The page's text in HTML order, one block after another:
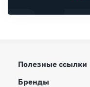
Полезные ссылки
Бренды